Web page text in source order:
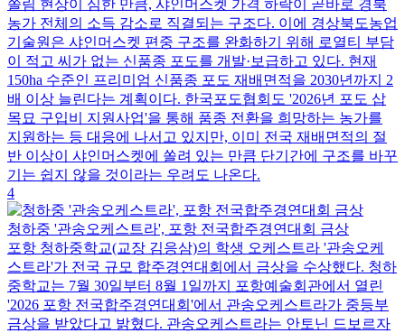
쏠림 현상이 심한 만큼, 샤인머스켓 가격 하락이 곧바로 경북
농가 전체의 소득 감소로 직결되는 구조다. 이에 경상북도농업
기술원은 샤인머스켓 편중 구조를 완화하기 위해 로열티 부담
이 적고 씨가 없는 신품종 포도를 개발·보급하고 있다. 현재
150ha 수준인 프리미엄 신품종 포도 재배면적을 2030년까지 2
배 이상 늘린다는 계획이다. 한국포도협회도 '2026년 포도 삽
목묘 구입비 지원사업'을 통해 품종 전환을 희망하는 농가를
지원하는 등 대응에 나서고 있지만, 이미 전국 재배면적의 절
반 이상이 샤인머스켓에 쏠려 있는 만큼 단기간에 구조를 바꾸
기는 쉽지 않을 것이라는 우려도 나온다.
4
청하중 '관송오케스트라', 포항 전국합주경연대회 금상
포항 청하중학교(교장 김응삼)의 학생 오케스트라 '관송오케
스트라'가 전국 규모 합주경연대회에서 금상을 수상했다. 청하
중학교는 7월 30일부터 8월 1일까지 포항예술회관에서 열린
'2026 포항 전국합주경연대회'에서 관송오케스트라가 중등부
금상을 받았다고 밝혔다. 관송오케스트라는 안토닌 드보르자